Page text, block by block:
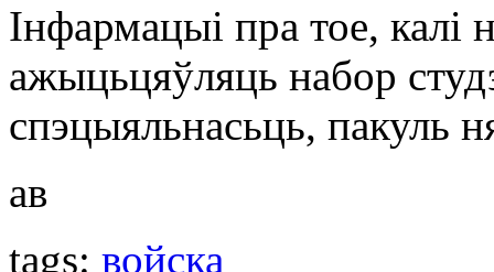
Інфармацыі пра тое,
ажыцьцяўляць набор
спэцыяльнасьць, пакуль
ав
tags: войска